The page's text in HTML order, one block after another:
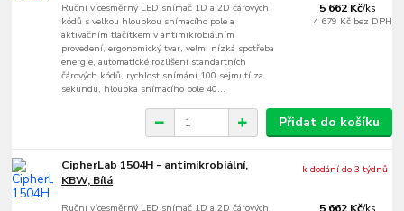
Ruční vícesměrný LED snímač 1D a 2D čárových
kódů s velkou hloubkou snímacího pole a
aktivačním tlačítkem v antimikrobiálním
provedení, ergonomický tvar, velmi nízká spotřeba
energie, automatické rozlišení standartních
čárových kódů, rychlost snímání 100 sejmutí za
sekundu, hloubka snímacího pole 40...
5 662 Kč/ks
4 679 Kč bez DPH
Přidat do košíku
CipherLab 1504H - antimikrobiální,
KBW, Bílá
Ruční vícesměrný LED snímač 1D a 2D čárových
k dodání do 3 týdnů